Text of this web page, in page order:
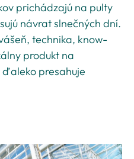
prichádzajú na pulty
návrat slnečných dní.
technika, know-
produkt na
presahuje